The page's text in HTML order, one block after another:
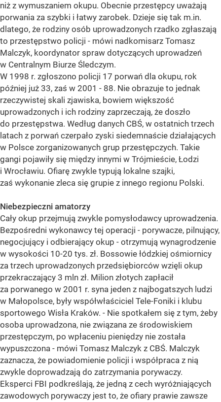
niż z wymuszaniem okupu. Obecnie przestępcy uważają
porwania za szybki i łatwy zarobek. Dzieje się tak m.in.
dlatego, że rodziny osób uprowadzonych rzadko zgłaszają
to przestępstwo policji - mówi nadkomisarz Tomasz
Malczyk, koordynator spraw dotyczących uprowadzeń
w Centralnym Biurze Śledczym.
W 1998 r. zgłoszono policji 17 porwań dla okupu, rok
później już 33, zaś w 2001 - 88. Nie obrazuje to jednak
rzeczywistej skali zjawiska, bowiem większość
uprowadzonych i ich rodziny zaprzeczają, że doszło
do przestępstwa. Według danych CBŚ, w ostatnich trzech
latach z porwań czerpało zyski siedemnaście działających
w Polsce zorganizowanych grup przestępczych. Takie
gangi pojawiły się między innymi w Trójmieście, Łodzi
i Wrocławiu. Ofiarę zwykle typują lokalne szajki,
zaś wykonanie zleca się grupie z innego regionu Polski.
Niebezpieczni amatorzy
Cały okup przejmują zwykle pomysłodawcy uprowadzenia.
Bezpośredni wykonawcy tej operacji - porywacze, pilnujący,
negocjujący i odbierający okup - otrzymują wynagrodzenie
w wysokości 10-20 tys. zł. Bossowie łódzkiej ośmiornicy
za trzech uprowadzonych przedsiębiorców wzięli okup
przekraczający 3 mln zł. Milion złotych zapłacił
za porwanego w 2001 r. syna jeden z najbogatszych ludzi
w Małopolsce, były współwłaściciel Tele-Foniki i klubu
sportowego Wisła Kraków. - Nie spotkałem się z tym, żeby
osoba uprowadzona, nie związana ze środowiskiem
przestępczym, po wpłaceniu pieniędzy nie została
wypuszczona - mówi Tomasz Malczyk z CBŚ. Malczyk
zaznacza, że powiadomienie policji i współpraca z nią
zwykle doprowadzają do zatrzymania porywaczy.
Eksperci FBI podkreślają, że jedną z cech wyróżniających
zawodowych porywaczy jest to, że ofiary prawie zawsze